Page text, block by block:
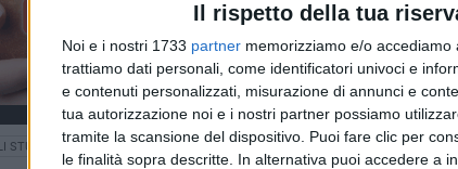
Il rispetto della tua
Noi e i nostri 1733 partner memorizziamo e/o
trattiamo dati personali, come identificatori univoci e
e contenuti personalizzati, misurazione di annunci e
tua autorizzazione noi e i nostri partner possiamo
tramite la scansione del dispositivo. Puoi fare clic per
le finalità sopra descritte. In alternativa puoi accedere a
STUDI DELLA BASILICATA